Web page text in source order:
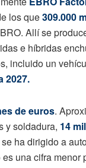
los que309.000
Allí se
e híbridas
incluido un
2027.
de euros.
y soldadura, 14
ha dirigido a
una cifra menor